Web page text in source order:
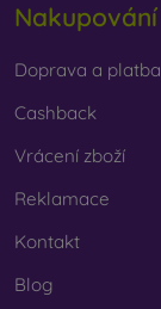
Nakupování
Doprava a platba
Cashback
Vrácení zboží
Reklamace
Kontakt
Blog